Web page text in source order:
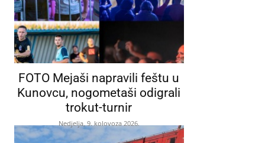
FOTO Mejaši napravili feštu u
Kunovcu, nogometaši odigrali
trokut-turnir
Nedjelja, 9. kolovoza 2026.